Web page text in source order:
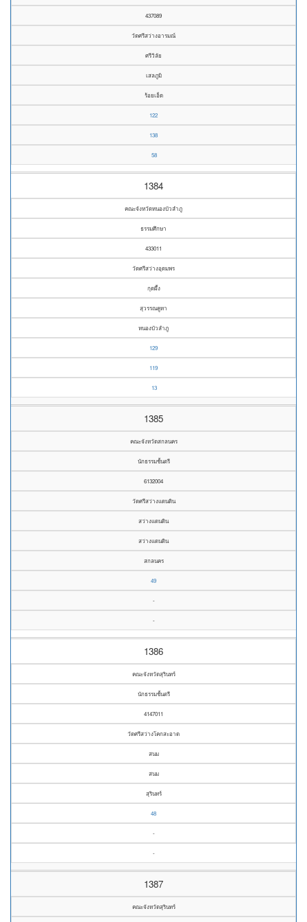
437089
วัดศรีสว่างอารมณ์
ศรีวิลัย
เสลภูมิ
ร้อยเอ็ด
122
138
58
1384
คณะจังหวัดหนองบัวลำภู
ธรรมศึกษา
433011
วัดศรีสว่างอุดมพร
กุดผึ้ง
สุวรรณคูหา
หนองบัวลำภู
129
119
13
1385
คณะจังหวัดสกลนคร
นักธรรมชั้นตรี
6132004
วัดศรีสว่างแดนดิน
สว่างแดนดิน
สว่างแดนดิน
สกลนคร
49
-
-
1386
คณะจังหวัดสุรินทร์
นักธรรมชั้นตรี
4147011
วัดศรีสว่างโคกสะอาด
สนม
สนม
สุรินทร์
48
-
-
1387
คณะจังหวัดสุรินทร์